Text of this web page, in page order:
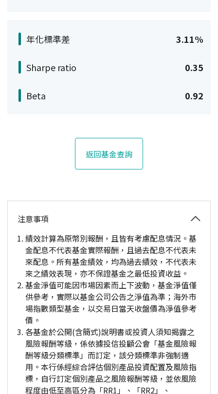
年化標準差 3.11%
Sharpe ratio 0.35
Beta 0.92
返回基金查詢
注意事項
績效計算為原幣別報酬，且皆有考慮配息情況。基
金配息不代表基金實際報酬，且過去配息不代表未
來配息。所有基金績效，均為過去績效，不代表未
來之績效表現，亦不保證基金之最低投資收益。
基金淨值可能因市場因素而上下波動，基金淨值僅
供參考，實際以基金公司公告之淨值為準；海外市
場指數類型基金，以交易日當天收盤價為淨值參考
價。
各基金於公開(含簡式)說明書或投資人須知揭露之
風險報酬等級，係依據投信投顧公會「基金風險報
酬等級分類標準」而訂定，該分類標準非強制適
用。本行係經綜合評估個別產品投資配置及風險指
標，自行訂定個別產品之風險報酬等級，並依風險
程度由低至高區分為「RR1」、「RR2」、